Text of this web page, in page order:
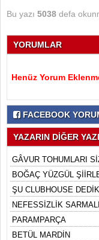
Bu yazı 5038 defa
YORUMLAR
Henüz Yorum
FACEBOOK
YAZARIN DİĞER
GÂVUR TOHUMLARI
BOĞAÇ YÜZGÜL
ŞU CLUBHOUSE
NEFESSİZLİK SARMALI
PARAMPARÇA
BETÜL MARDİN